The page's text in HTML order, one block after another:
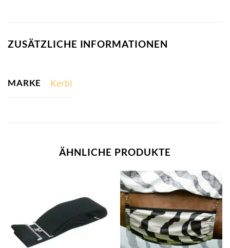
ZUSÄTZLICHE INFORMATIONEN
MARKE Kerbl
ÄHNLICHE PRODUKTE